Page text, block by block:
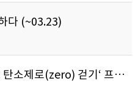
다 (~03.23)
[캠페인] 서울 구로구, ‘구로 탄소제로(zero) 걷기‘ 프로그램 운영